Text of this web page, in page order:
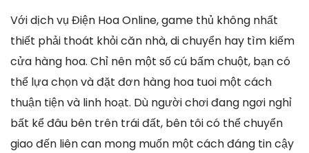
Với dịch vụ Điện Hoa Online, game thủ không nhất
thiết phải thoát khỏi căn nhà, di chuyển hay tìm kiếm
cửa hàng hoa. Chỉ nên một số cú bấm chuột, bạn có
thể lựa chọn và đặt đơn hàng hoa tuoi một cách
thuận tiện và linh hoạt. Dù người chơi đang ngơi nghỉ
bất kể đâu bên trên trái đất, bên tôi có thể chuyển
giao đến liên can mong muốn một cách đáng tin cậy